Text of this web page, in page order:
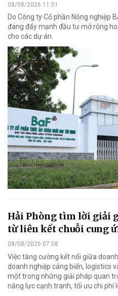
08/08/2026 11:51
Do Công ty Cổ phần Nông nghiệp
đang đẩy mạnh đầu tư mở rộng
cho các dự án.
Hải Phòng tìm lời giải
từ liên kết chuỗi cung
08/08/2026 07:58
Việc tăng cường kết nối giữa
doanh nghiệp cảng biển, logistics
một trong những giải pháp quan
năng lực cạnh tranh, tối ưu chi phí